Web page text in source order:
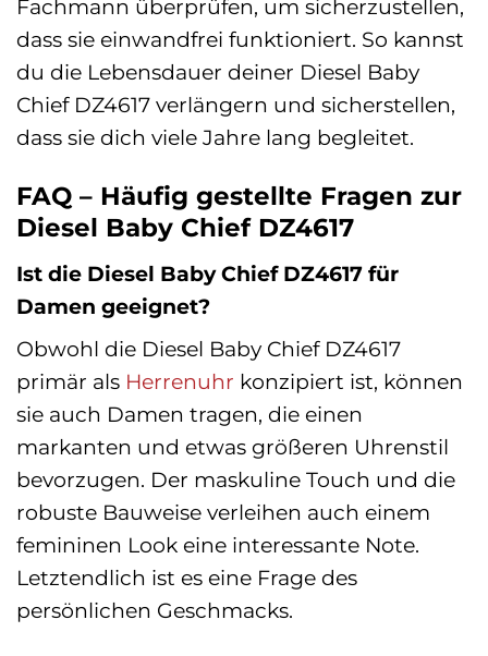
Fachmann überprüfen, um sicherzustellen,
dass sie einwandfrei funktioniert. So kannst
du die Lebensdauer deiner Diesel Baby
Chief DZ4617 verlängern und sicherstellen,
dass sie dich viele Jahre lang begleitet.
FAQ – Häufig gestellte Fragen zur
Diesel Baby Chief DZ4617
Ist die Diesel Baby Chief DZ4617 für
Damen geeignet?
Obwohl die Diesel Baby Chief DZ4617
primär als Herrenuhr konzipiert ist, können
sie auch Damen tragen, die einen
markanten und etwas größeren Uhrenstil
bevorzugen. Der maskuline Touch und die
robuste Bauweise verleihen auch einem
femininen Look eine interessante Note.
Letztendlich ist es eine Frage des
persönlichen Geschmacks.